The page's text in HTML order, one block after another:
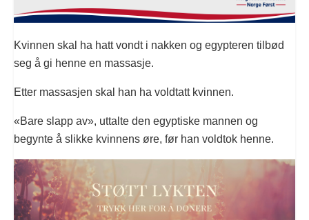
Kvinnen skal ha hatt vondt i nakken og egypteren tilbød
seg å gi henne en massasje.
Etter massasjen skal han ha voldtatt kvinnen.
«Bare slapp av», uttalte den egyptiske mannen og
begynte å slikke kvinnens øre, før han voldtok henne.